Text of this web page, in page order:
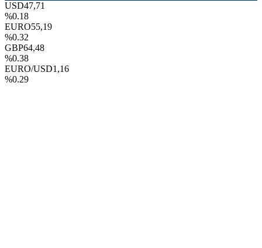
USD47,71
%0.18
EURO55,19
%0.32
GBP64,48
%0.38
EURO/USD1,16
%0.29